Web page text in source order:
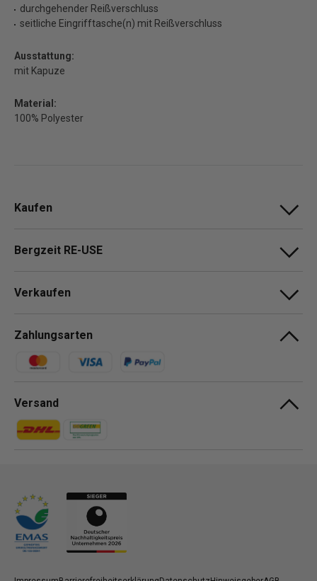
durchgehender Reißverschluss
seitliche Eingrifftasche(n) mit Reißverschluss
Ausstattung:
mit Kapuze
Material:
100% Polyester
Kaufen
Bergzeit RE-USE
Verkaufen
Zahlungsarten
Zahlungsmethoden
Versand
Zahlungsmethoden
Zahlungsmethoden